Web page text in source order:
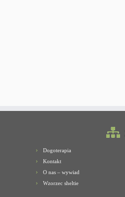
Dogoterapia
Kontakt
O nas – wywiad
Wzorzec sheltie